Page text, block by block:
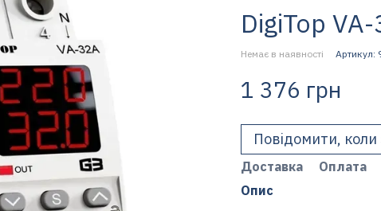
DigiTop
Немає в наявності Артикул:
1 376 грн
Повідомити, коли
Доставка Оплата
Опис